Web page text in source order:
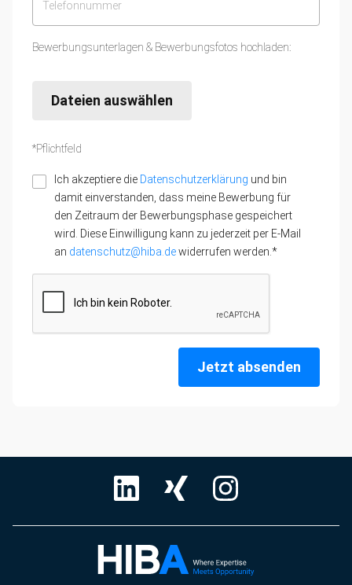
Bewerbungsunterlagen & Bewerbungsfotos hochladen:
Dateien auswählen
*Pflichtfeld
Ich akzeptiere die Datenschutzerklärung und bin
damit einverstanden, dass meine Bewerbung für
den Zeitraum der Bewerbungsphase gespeichert
wird. Diese Einwilligung kann zu jederzeit per E-Mail
an datenschutz@hiba.dewiderrufen werden.*
Jetzt absenden